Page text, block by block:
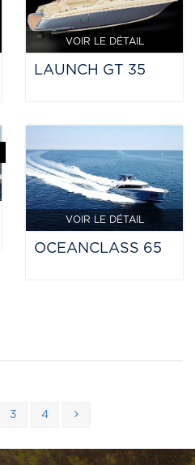
VOIR LE DÉTAIL
LAUNCH GT 35
VOIR LE DÉTAIL
OCEANCLASS 65
3 4